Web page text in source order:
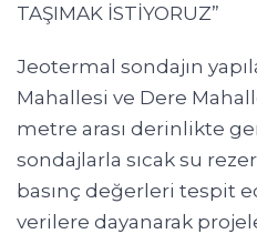
TAŞIMAK İSTİYORUZ”
Jeotermal sondajın
Mahallesi ve Dere
metre arası derinlikte
sondajlarla sıcak su
basınç değerleri tespit
verilere dayanarak